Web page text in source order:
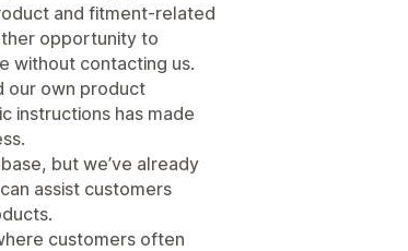
and fitment-related
opportunity to
without contacting us.
our own product
instructions has made
but we’ve already
assist customers
customers often